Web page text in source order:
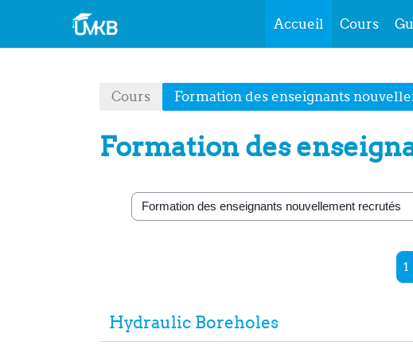
Accueil Cours
Cours Formation des enseignants
Formation des
Catégories de cours
1
Hydraulic Boreholes